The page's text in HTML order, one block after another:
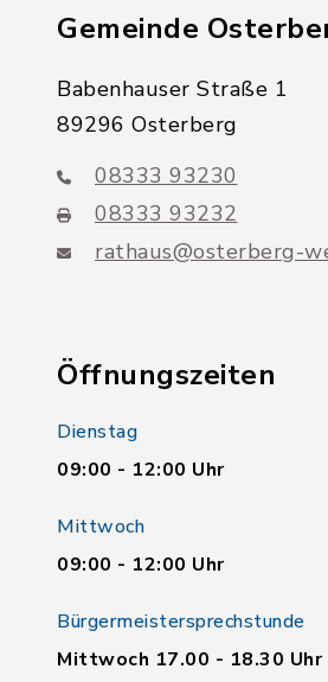
Gemeinde
Babenhauser Straße 1
89296 Osterberg
08333 93230
08333 93232
rathaus@osterberg-
Öffnungszeiten
Dienstag
09:00 - 12:00 Uhr
Mittwoch
09:00 - 12:00 Uhr
Bürgermeistersprechstunde
Mittwoch 17.00 - 18.30 Uhr